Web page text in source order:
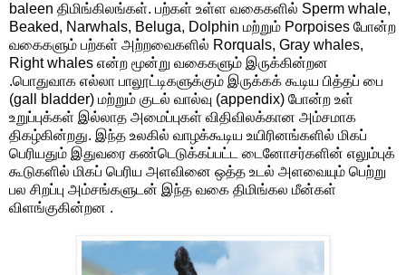
baleen திமிங்கிலங்கள். பற்கள் உள்ள வகைகளில் Sperm whale,
Beaked, Narwhals, Beluga, Dolphin மற்றும் Porpoises போன்ற
வகைகளும் பற்கள் அற்றவைகளில் Rorquals, Gray whales,
Right whales என்ற மூன்று வகைகளும் இருக்கின்றன
.பொதுவாக எல்லா பாலூட்டிகளுக்கும் இருக்கக் கூடிய பித்தப் பை
(gall bladder) மற்றும் குடல் வால்வு (appendix) போன்ற உள்
உறுப்புக்கள் இல்லாத அமைப்புகள் விதிவிலக்கான அம்சமாக
திகழ்கின்றது. இந்த உலகில் வாழக்கூடிய உயிரினங்களில் மிகப்
பெரியதும் இதுவரை கண்டெடுக்கப்பட்ட டைனோசர்களின் எலும்புக்
கூடுகளில் மிகப் பெரிய அளவினை ஒத்த உடல் அளவையும் பெற்று
பல சிறப்பு அம்சங்களுடன் இந்த வகை திமிங்கல மீன்கள்
விளங்குகின்றன .